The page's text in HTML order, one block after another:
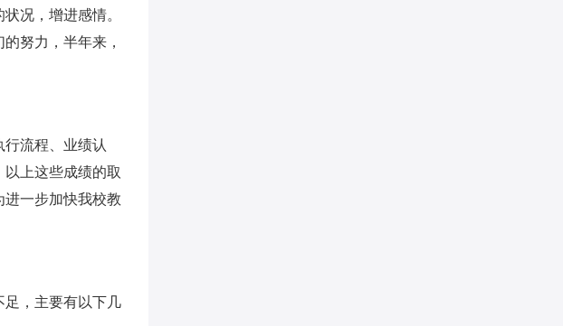
况，增进感情。
努力，半年来，
流程、业绩认
上这些成绩的取
一步加快我校教
足，主要有以下几